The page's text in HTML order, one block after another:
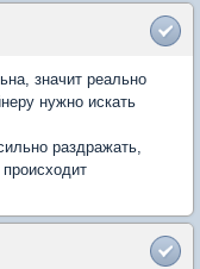
значит реально
нужно искать
раздражать,